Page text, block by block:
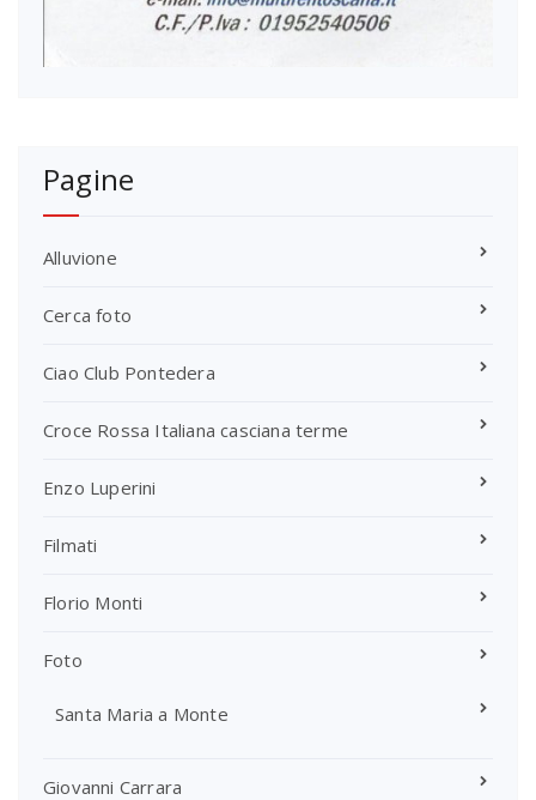
Pagine
Alluvione
Cerca foto
Ciao Club Pontedera
Croce Rossa Italiana casciana terme
Enzo Luperini
Filmati
Florio Monti
Foto
Santa Maria a Monte
Giovanni Carrara